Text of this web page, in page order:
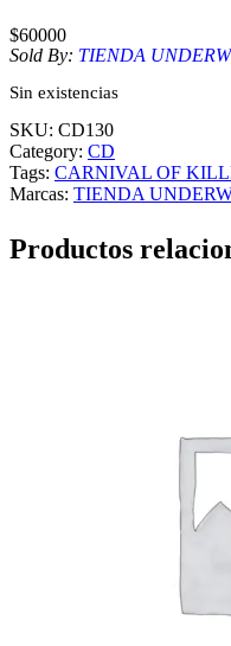
$60000
Sold By: TIENDA
Sin existencias
SKU: CD130
Category: CD
Tags: CARNIVAL OF
Marcas: TIENDA
Productos